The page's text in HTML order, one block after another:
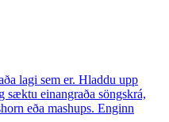
lagi sem er. Hladdu upp
sæktu einangraða söngskrá,
eða mashups. Enginn